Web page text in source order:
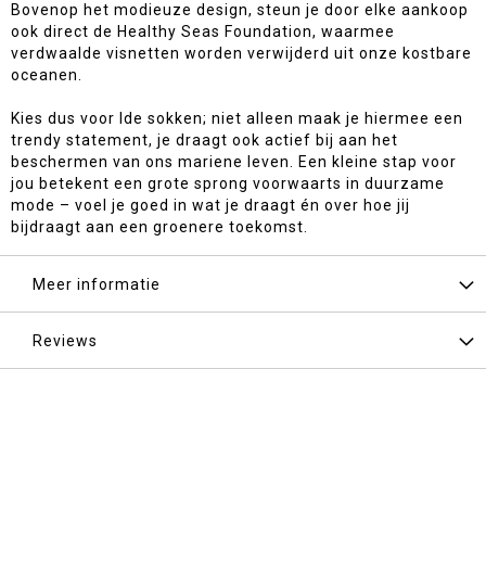
Bovenop het modieuze design, steun je door elke aankoop
ook direct de Healthy Seas Foundation, waarmee
verdwaalde visnetten worden verwijderd uit onze kostbare
oceanen.
Kies dus voor Ide sokken; niet alleen maak je hiermee een
trendy statement, je draagt ook actief bij aan het
beschermen van ons mariene leven. Een kleine stap voor
jou betekent een grote sprong voorwaarts in duurzame
mode – voel je goed in wat je draagt én over hoe jij
bijdraagt aan een groenere toekomst.
Meer informatie
Reviews